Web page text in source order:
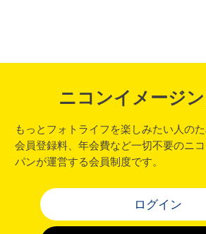
ニコンイメージ
もっとフォトライフを楽しみたい人のた
会員登録料、年会費など一切不要のニ
パンが運営する会員制度です。
ログイン